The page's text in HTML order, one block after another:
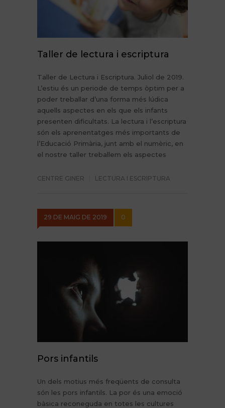
Taller de lectura i escriptura
Taller de Lectura i Escriptura. Juliol de 2019.
L’estiu és un periode de temps òptim per a
poder treballar d’una forma més lúdica
aquells aspectes en els que els infants
presenten dificultats. La lectura i l’escriptura
són els aprenentatges més importants de
l’Educació Primària, junt amb el numèric, en
el nostre taller treballem els aspectes
CENTRE GINER LECTURA I ESCRIPTURA
29 DE MAIG DE 2019 0
Pors infantils
Un dels motius més freqüents de consulta
són les pors infantils. La por és una emoció
bàsica reconeguda en totes les cultures